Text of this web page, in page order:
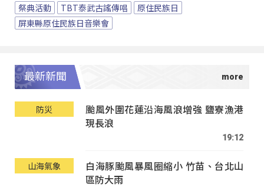
祭典活動 TBT泰武古謠傳唱
原住民族日
屏東縣原住民族日音樂會
最新新聞
防災
颱風外圍花蓮沿海風浪增強 鹽寮漁港
現長浪
19:12
山海氣象
白海豚颱風暴風圈縮小 竹苗、台北山
區防大雨